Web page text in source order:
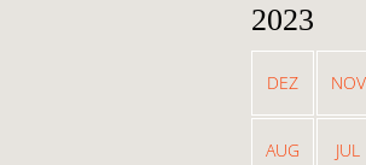
2023
DEZ NOV
AUG JUL